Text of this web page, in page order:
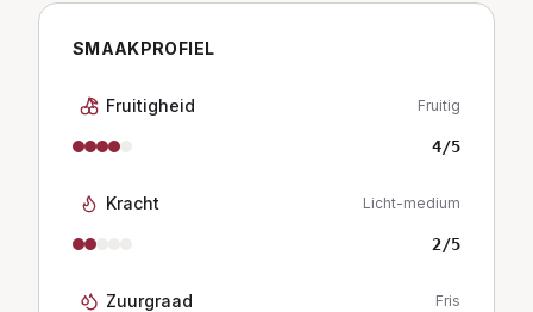
SMAAKPROFIEL
Fruitigheid Fruitig
4/5
Kracht Licht-medium
2/5
Zuurgraad Fris